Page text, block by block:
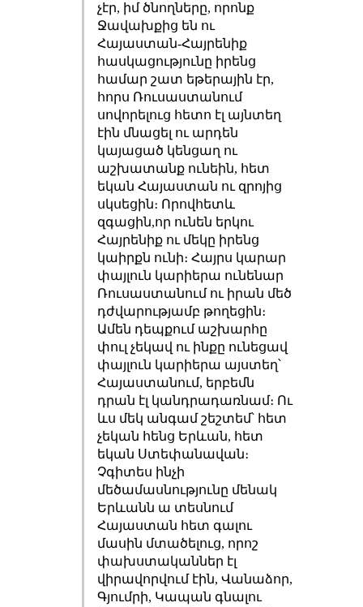
չէր, իմ ծնողները, որոնք
Ջավախքից են ու
Հայաստան-Հայրենիք
հասկացությունը իրենց
համար շատ եթերային էր,
հորս Ռուսաստանում
սովորելուց հետո էլ այնտեղ
էին մնացել ու արդեն
կայացած կենցաղ ու
աշխատանք ունեին, հետ
եկան Հայաստան ու զրոյից
սկսեցին։ Որովհետև
զգացին,որ ունեն երկու
Հայրենիք ու մեկը իրենց
կաիրքն ունի։ Հայրս կարար
փայլուն կարիերա ունենար
Ռուսաստանում ու իրան մեծ
դժվարությամբ թողեցին։
Ամեն դեպքում աշխարհը
փուլ չեկավ ու ինքը ունեցավ
փայլուն կարիերա այստեղ՝
Հայաստանում, երբեմն
դրան էլ կանդրադառնամ։ Ու
ևս մեկ անգամ շեշտեմ՝ հետ
չեկան հենց Երևան, հետ
եկան Ստեփանավան։
Չգիտես ինչի
մեծամասնությունը մենակ
Երևանն ա տեսնում
Հայաստան հետ գալու
մասին մտածելուց, որոշ
փախստականներ էլ
վիրավորվում էին, Վանաձոր,
Գյումրի, Կապան գնալու